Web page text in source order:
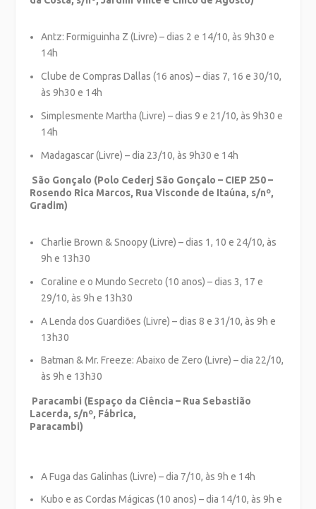
Antz: Formiguinha Z (Livre) – dias 2 e 14/10, às 9h30 e
14h
Clube de Compras Dallas (16 anos) – dias 7, 16 e 30/10,
às 9h30 e 14h
Simplesmente Martha (Livre) – dias 9 e 21/10, às 9h30 e
14h
Madagascar (Livre) – dia 23/10, às 9h30 e 14h
São Gonçalo (Polo Cederj São Gonçalo – CIEP 250 –
Rosendo Rica Marcos, Rua Visconde de Itaúna, s/nº,
Gradim)
Charlie Brown & Snoopy (Livre) – dias 1, 10 e 24/10, às
9h e 13h30
Coraline e o Mundo Secreto (10 anos) – dias 3, 17 e
29/10, às 9h e 13h30
A Lenda dos Guardiões (Livre) – dias 8 e 31/10, às 9h e
13h30
Batman & Mr. Freeze: Abaixo de Zero (Livre) – dia 22/10,
às 9h e 13h30
Paracambi (Espaço da Ciência – Rua Sebastião
Lacerda, s/nº, Fábrica,
Paracambi)
A Fuga das Galinhas (Livre) – dia 7/10, às 9h e 14h
Kubo e as Cordas Mágicas (10 anos) – dia 14/10, às 9h e